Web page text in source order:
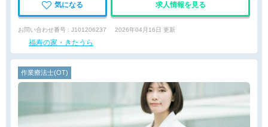
気になる 求人情報を見る
お問い合わせ番号 : J101206237 2026年04月16日 更新
福寿の家・きたうら
作業療法士(OT)